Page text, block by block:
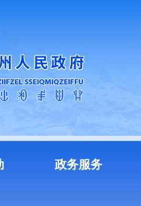
政务服务